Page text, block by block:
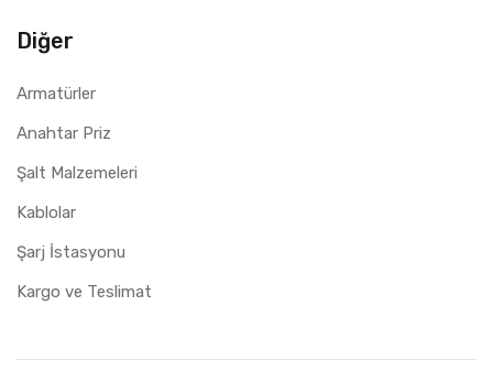
Diğer
Armatürler
Anahtar Priz
Şalt Malzemeleri
Kablolar
Şarj İstasyonu
Kargo ve Teslimat